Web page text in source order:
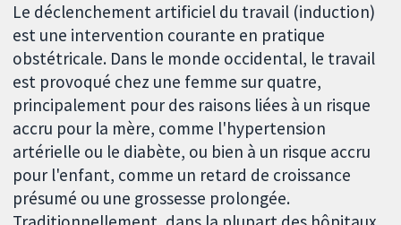
Le déclenchement artificiel du travail (induction)
est une intervention courante en pratique
obstétricale. Dans le monde occidental, le travail
est provoqué chez une femme sur quatre,
principalement pour des raisons liées à un risque
accru pour la mère, comme l'hypertension
artérielle ou le diabète, ou bien à un risque accru
pour l'enfant, comme un retard de croissance
présumé ou une grossesse prolongée.